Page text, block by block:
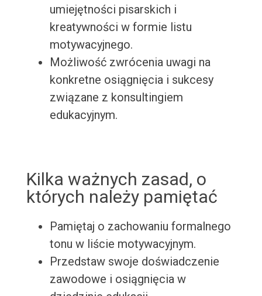
umiejętności pisarskich i
kreatywności w formie listu
motywacyjnego.
Możliwość zwrócenia uwagi na
konkretne osiągnięcia i sukcesy
związane z konsultingiem
edukacyjnym.
Kilka ważnych zasad, o
których należy pamiętać
Pamiętaj o zachowaniu formalnego
tonu w liście motywacyjnym.
Przedstaw swoje doświadczenie
zawodowe i osiągnięcia w